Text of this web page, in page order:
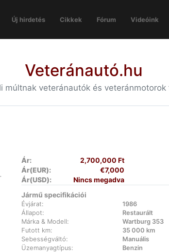
Új hirdetés Cikkek Fórum Videóink
Veteránautó.hu
múltnak veteránautók és veteránmotorok
Ár:
2,700,000 Ft
Ár(EUR):
€7,000
Ár(USD):
Nincs megadva
Jármű specifikációi
Évjárat:
1986
Állapot:
Restaurált
Márka & Modell:
Wartburg 353
Futott km:
35 000 km
Sebességváltó:
Manuális
Üzemanyagtípus:
Benzin